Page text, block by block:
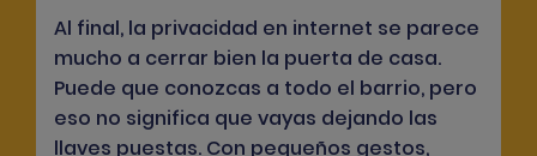
Al final, la privacidad en internet se parece
mucho a cerrar bien la puerta de casa.
Puede que conozcas a todo el barrio, pero
eso no significa que vayas dejando las
llaves puestas. Con pequeños gestos,